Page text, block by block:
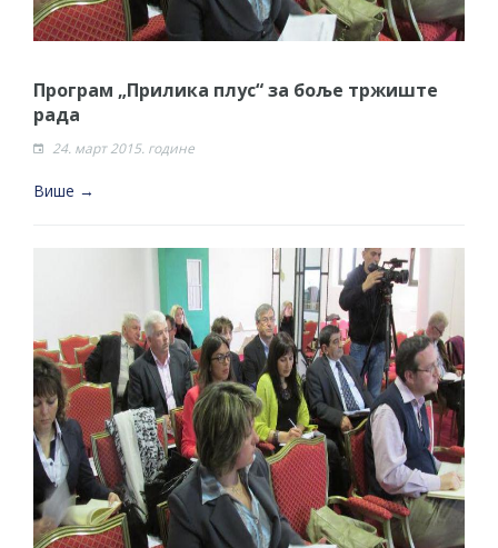
Програм „Прилика плус“ за боље тржиште
рада
24. март 2015. године
Више →